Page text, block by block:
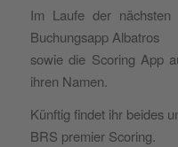
Im Laufe der nächsten
Buchungsapp Albatros
sowie die Scoring App
ihren Namen.
Künftig findet ihr beides
BRS premier Scoring.